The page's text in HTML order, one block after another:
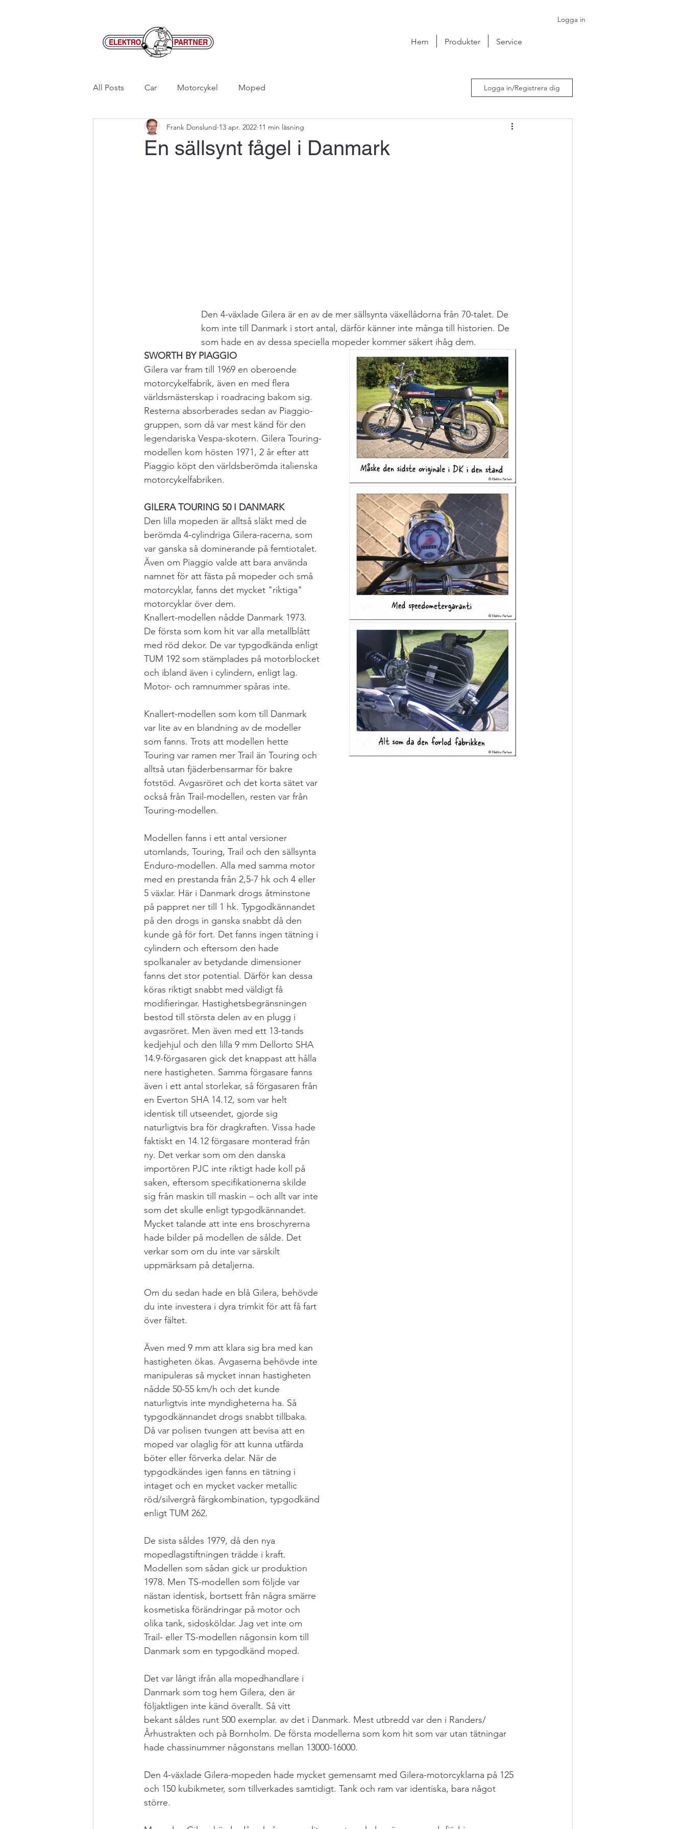
Logga in
Hem Produkter Service
All Posts Car Motorcykel Moped Logga in/Registrera dig
En sällsynt fågel i Danmark
Frank Donslund 13 apr. 2022 11 min läsning
Den 4-växlade Gilera är en av de mer sällsynta växellådorna från 70-talet. De
kom inte till Danmark i stort antal, därför känner inte många till historien. De
som hade en av dessa speciella mopeder kommer säkert ihåg dem.
SWORTH BY PIAGGIO
Gilera var fram till 1969 en oberoende
motorcykelfabrik, även en med flera
världsmästerskap i roadracing bakom sig.
Resterna absorberades sedan av Piaggio-
gruppen, som då var mest känd för den
legendariska Vespa-skotern. Gilera Touring-
modellen kom hösten 1971, 2 år efter att
Piaggio köpt den världsberömda italienska
motorcykelfabriken.
GILERA TOURING 50 I DANMARK
Den lilla mopeden är alltså släkt med de
berömda 4-cylindriga Gilera-racerna, som
var ganska så dominerande på femtiotalet.
Även om Piaggio valde att bara använda
namnet för att fästa på mopeder och små
motorcyklar, fanns det mycket "riktiga"
motorcyklar över dem.
Knallert-modellen nådde Danmark 1973.
De första som kom hit var alla metallblått
med röd dekor. De var typgodkända enligt
TUM 192 som stämplades på motorblocket
och ibland även i cylindern, enligt lag.
Motor- och ramnummer spåras inte.
Knallert-modellen som kom till Danmark
var lite av en blandning av de modeller
som fanns. Trots att modellen hette
Touring var ramen mer Trail än Touring och
alltså utan fjäderbensarmar för bakre
fotstöd. Avgasröret och det korta sätet var
också från Trail-modellen, resten var från
Touring-modellen.
Modellen fanns i ett antal versioner
utomlands, Touring, Trail och den sällsynta
Enduro-modellen. Alla med samma motor
med en prestanda från 2,5-7 hk och 4 eller
5 växlar. Här i Danmark drogs åtminstone
på pappret ner till 1 hk. Typgodkännandet
på den drogs in ganska snabbt då den
kunde gå för fort. Det fanns ingen tätning i
cylindern och eftersom den hade
spolkanaler av betydande dimensioner
fanns det stor potential. Därför kan dessa
köras riktigt snabbt med väldigt få
modifieringar. Hastighetsbegränsningen
bestod till största delen av en plugg i
avgasröret. Men även med ett 13-tands
kedjehjul och den lilla 9 mm Dellorto SHA
14.9-förgasaren gick det knappast att hålla
nere hastigheten. Samma förgasare fanns
även i ett antal storlekar, så förgasaren från
en Everton SHA 14.12, som var helt
identisk till utseendet, gjorde sig
naturligtvis bra för dragkraften. Vissa hade
faktiskt en 14.12 förgasare monterad från
ny. Det verkar som om den danska
importören PJC inte riktigt hade koll på
saken, eftersom specifikationerna skilde
sig från maskin till maskin – och allt var inte
som det skulle enligt typgodkännandet.
Mycket talande att inte ens broschyrerna
hade bilder på modellen de sålde. Det
verkar som om du inte var särskilt
uppmärksam på detaljerna.
Om du sedan hade en blå Gilera, behövde
du inte investera i dyra trimkit för att få fart
över fältet.
Även med 9 mm att klara sig bra med kan
hastigheten ökas. Avgaserna behövde inte
manipuleras så mycket innan hastigheten
nådde 50-55 km/h och det kunde
naturligtvis inte myndigheterna ha. Så
typgodkännandet drogs snabbt tillbaka.
Då var polisen tvungen att bevisa att en
moped var olaglig för att kunna utfärda
böter eller förverka delar. När de
typgodkändes igen fanns en tätning i
intaget och en mycket vacker metallic
röd/silvergrå färgkombination, typgodkänd
enligt TUM 262.
De sista såldes 1979, då den nya
mopedlagstiftningen trädde i kraft.
Modellen som sådan gick ur produktion
1978. Men TS-modellen som följde var
nästan identisk, bortsett från några smärre
kosmetiska förändringar på motor och
olika tank, sidosköldar. Jag vet inte om
Trail- eller TS-modellen någonsin kom till
Danmark som en typgodkänd moped.
Det var långt ifrån alla mopedhandlare i
Danmark som tog hem Gilera, den är
följaktligen inte känd överallt. Så vitt
bekant såldes runt 500 exemplar. av det i Danmark. Mest utbredd var den i Randers/
Århustrakten och på Bornholm. De första modellerna som kom hit som var utan tätningar
hade chassinummer någonstans mellan 13000-16000.
Den 4-växlade Gilera-mopeden hade mycket gemensamt med Gilera-motorcyklarna på 125
och 150 kubikmeter, som tillverkades samtidigt. Tank och ram var identiska, bara något
större.